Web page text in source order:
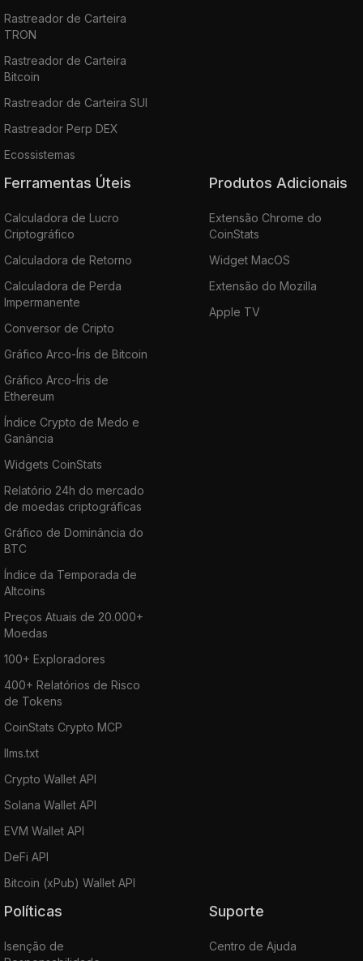
Rastreador de Carteira
TRON
Rastreador de Carteira
Bitcoin
Rastreador de Carteira SUI
Rastreador Perp DEX
Ecossistemas
Ferramentas Úteis
Calculadora de Lucro
Criptográfico
Calculadora de Retorno
Calculadora de Perda
Impermanente
Conversor de Cripto
Gráfico Arco-Íris de Bitcoin
Gráfico Arco-Íris de
Ethereum
Índice Crypto de Medo e
Ganância
Widgets CoinStats
Relatório 24h do mercado
de moedas criptográficas
Gráfico de Dominância do
BTC
Índice da Temporada de
Altcoins
Preços Atuais de 20.000+
Moedas
100+ Exploradores
400+ Relatórios de Risco
de Tokens
CoinStats Crypto MCP
llms.txt
Crypto Wallet API
Solana Wallet API
EVM Wallet API
DeFi API
Bitcoin (xPub) Wallet API
Produtos Adicionais
Extensão Chrome do
CoinStats
Widget MacOS
Extensão do Mozilla
Apple TV
Políticas
Isenção de
Suporte
Centro de Ajuda